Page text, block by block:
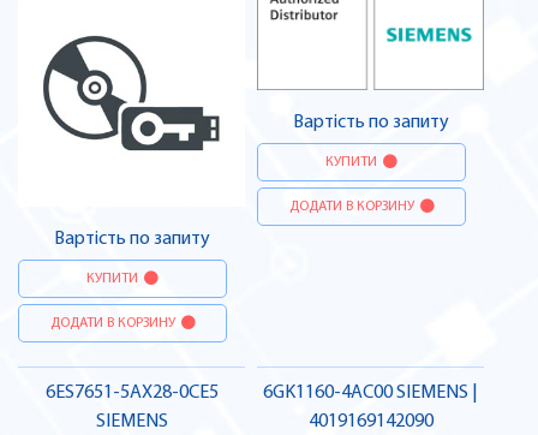
Вартість по запиту
КУПИТИ
ДОДАТИ В КОРЗИНУ
Вартість по запиту
КУПИТИ
ДОДАТИ В КОРЗИНУ
6ES7651-5AX28-0CE5
SIEMENS
6GK1160-4AC00 SIEMENS |
4019169142090